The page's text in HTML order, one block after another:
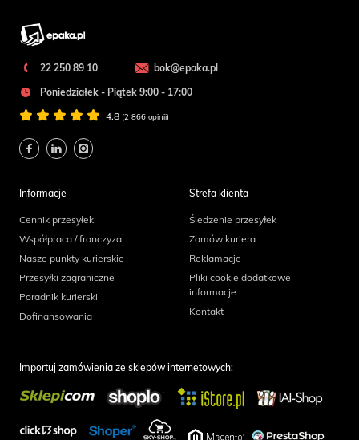
22 250 89 10
bok@epaka.pl
Poniedziałek - Piątek 9:00 - 17:00
4.8 (2 866 opinii)
Informacje
Cennik przesyłek
Współpraca / franczyza
Nasze punkty kurierskie
Przesyłki zagraniczne
Poradnik kurierski
Dofinansowania
Strefa klienta
Śledzenie przesyłek
Zamów kuriera
Reklamacje
Pliki cookie dodatkowe
informacje
Kontakt
Importuj zamówienia ze sklepów internetowych: